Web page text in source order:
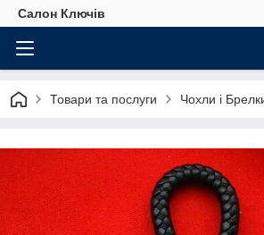
Салон Ключів
Товари та послуги Чохли і